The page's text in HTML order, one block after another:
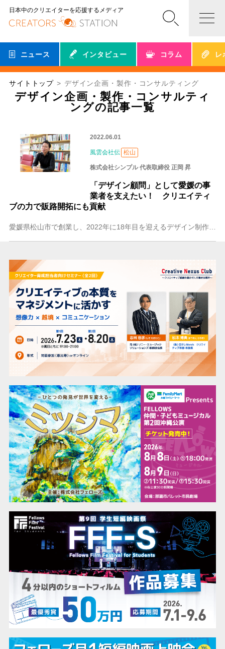
日本中のクリエイターを応援するメディア
ニュース インタビュー コラム レ
サイトトップ デザイン企画・製作・コンサルティング
デザイン企画・製作・コンサルティ
ングの記事一覧
2022.06.01
風雲会社伝 松山
株式会社シンプル 代表取締役 正岡 昇
「デザイン顧問」として愛媛の事
業者を支えたい！ クリエイティ
ブの力で販路開拓にも貢献
愛媛県松山市で創業し、2022年に18年目を迎えるデザイン制作会社シンプル。地元企業や自治体など数多くのクライアントと、独自の「顧問契約」を結んで長期的なブラン